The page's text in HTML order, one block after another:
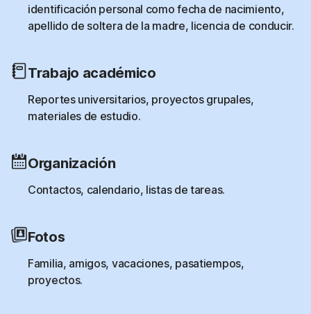
identificación personal como fecha de nacimiento,
apellido de soltera de la madre, licencia de conducir.
Trabajo académico
Reportes universitarios, proyectos grupales,
materiales de estudio.
Organización
Contactos, calendario, listas de tareas.
Fotos
Familia, amigos, vacaciones, pasatiempos,
proyectos.